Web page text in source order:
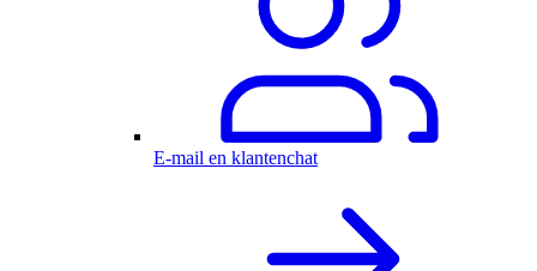
E-mail en klantenchat